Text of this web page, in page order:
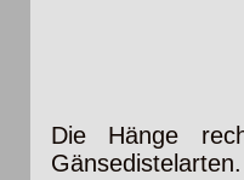
Die Hänge
Gänsedistelarten.